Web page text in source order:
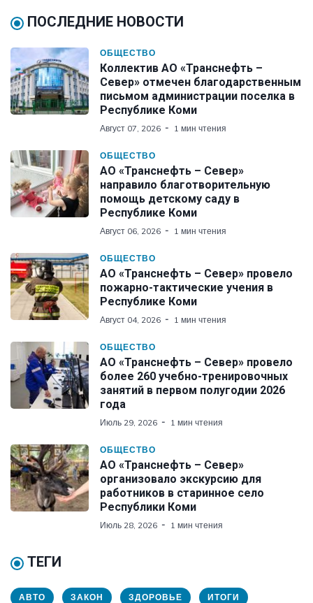
ПОСЛЕДНИЕ НОВОСТИ
ОБЩЕСТВО
Коллектив АО «Транснефть –
Север» отмечен благодарственным
письмом администрации поселка в
Республике Коми
Август 07, 2026 1 мин чтения
ОБЩЕСТВО
АО «Транснефть – Север»
направило благотворительную
помощь детскому саду в
Республике Коми
Август 06, 2026 1 мин чтения
ОБЩЕСТВО
АО «Транснефть – Север» провело
пожарно-тактические учения в
Республике Коми
Август 04, 2026 1 мин чтения
ОБЩЕСТВО
АО «Транснефть – Север» провело
более 260 учебно-тренировочных
занятий в первом полугодии 2026
года
Июль 29, 2026 1 мин чтения
ОБЩЕСТВО
АО «Транснефть – Север»
организовало экскурсию для
работников в старинное село
Республики Коми
Июль 28, 2026 1 мин чтения
ТЕГИ
АВТО ЗАКОН ЗДОРОВЬЕ ИТОГИ